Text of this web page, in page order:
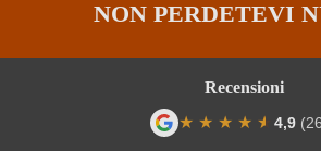
NON PERDETEVI
Recensioni
★ ★ ★ ★ ★
★ 4,9